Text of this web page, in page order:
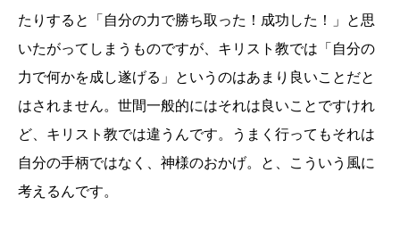
たりすると「自分の力で勝ち取った！成功した！」と思
いたがってしまうものですが、キリスト教では「自分の
力で何かを成し遂げる」というのはあまり良いことだと
はされません。世間一般的にはそれは良いことですけれ
ど、キリスト教では違うんです。うまく行ってもそれは
自分の手柄ではなく、神様のおかげ。と、こういう風に
考えるんです。